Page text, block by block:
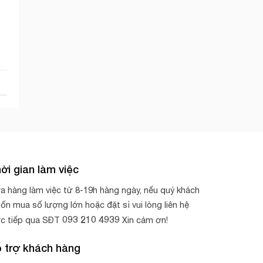
gian làm việc
hàng làm việc từ 8-19h hàng ngày, nếu quý khách
mua số lượng lớn hoặc đặt sỉ vui lòng liên hệ
tiếp qua SĐT 093 210 4939 Xin cảm ơn!
trợ khách hàng